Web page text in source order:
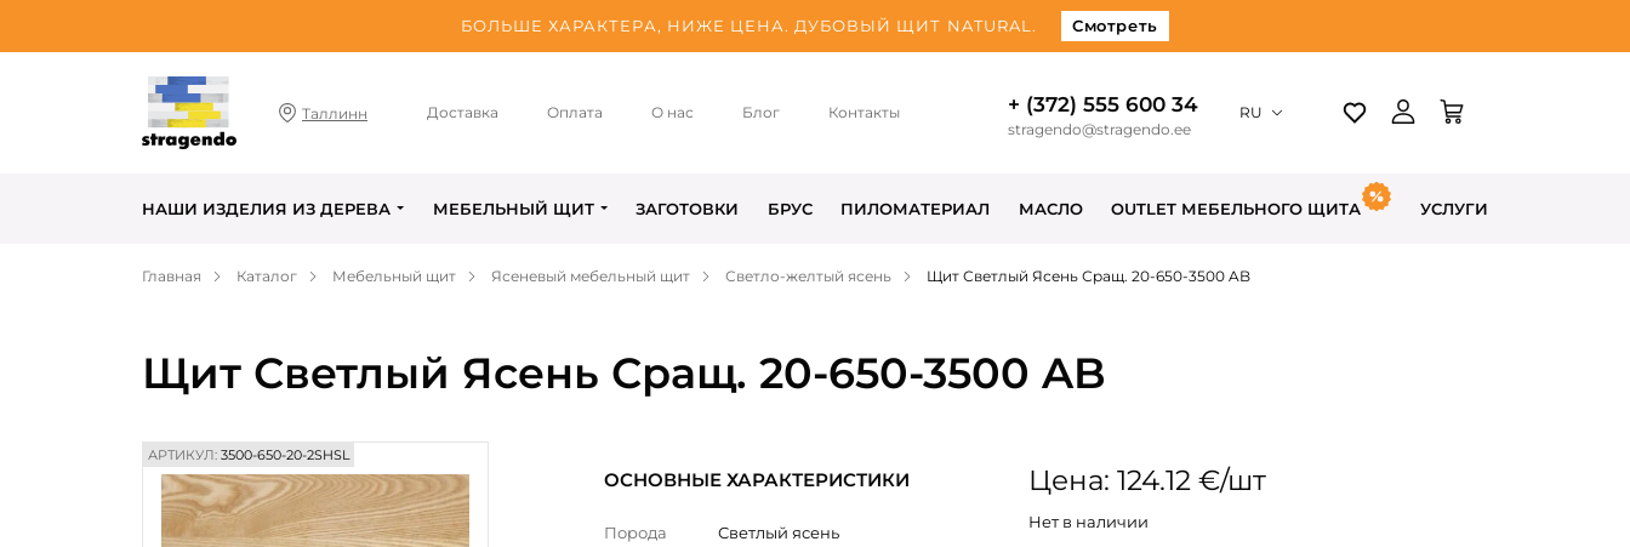
БОЛЬШЕ ХАРАКТЕРА, НИЖЕ ЦЕНА. ДУБОВЫЙ ЩИТ NATURAL. Смотреть
Таллинн Доставка Оплата О нас Блог Контакты + (372) 555 600 34
stragendo@stragendo.ee
RU
НАШИ ИЗДЕЛИЯ ИЗ ДЕРЕВА МЕБЕЛЬНЫЙ ЩИТ ЗАГОТОВКИ БРУС ПИЛОМАТЕРИАЛ МАСЛО OUTLET МЕБЕЛЬНОГО ЩИТА УСЛУГИ
Главная Каталог Мебельный щит Ясеневый мебельный щит Светло-желтый ясень Щит Светлый Ясень Сращ. 20-650-3500 AB
Щит Светлый Ясень Сращ. 20-650-3500 AB
АРТИКУЛ: 3500-650-20-2SHSL
ОСНОВНЫЕ ХАРАКТЕРИСТИКИ
Порода Светлый ясень
Цена: 124.12 €/шт
Нет в наличии